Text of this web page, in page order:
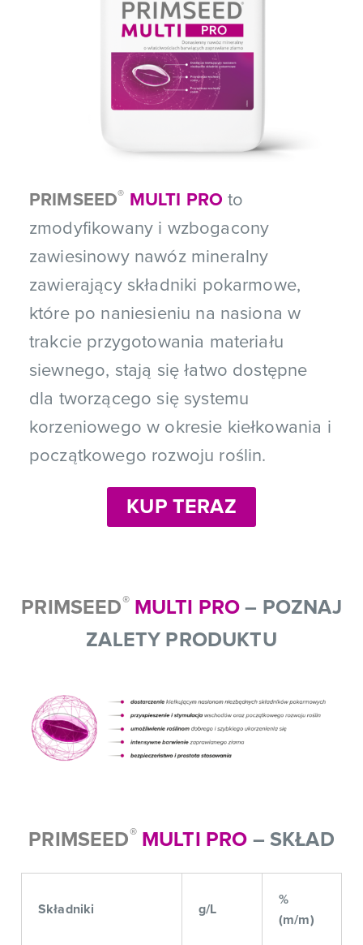
PRIMSEED® MULTI PRO to
zmodyfikowany i wzbogacony
zawiesinowy nawóz mineralny
zawierający składniki pokarmowe,
które po naniesieniu na nasiona w
trakcie przygotowania materiału
siewnego, stają się łatwo dostępne
dla tworzącego się systemu
korzeniowego w okresie kiełkowania i
początkowego rozwoju roślin.
KUP TERAZ
PRIMSEED® MULTI PRO – POZNAJ
ZALETY PRODUKTU
PRIMSEED® MULTI PRO – SKŁAD
Składniki g/L
%
(m/m)